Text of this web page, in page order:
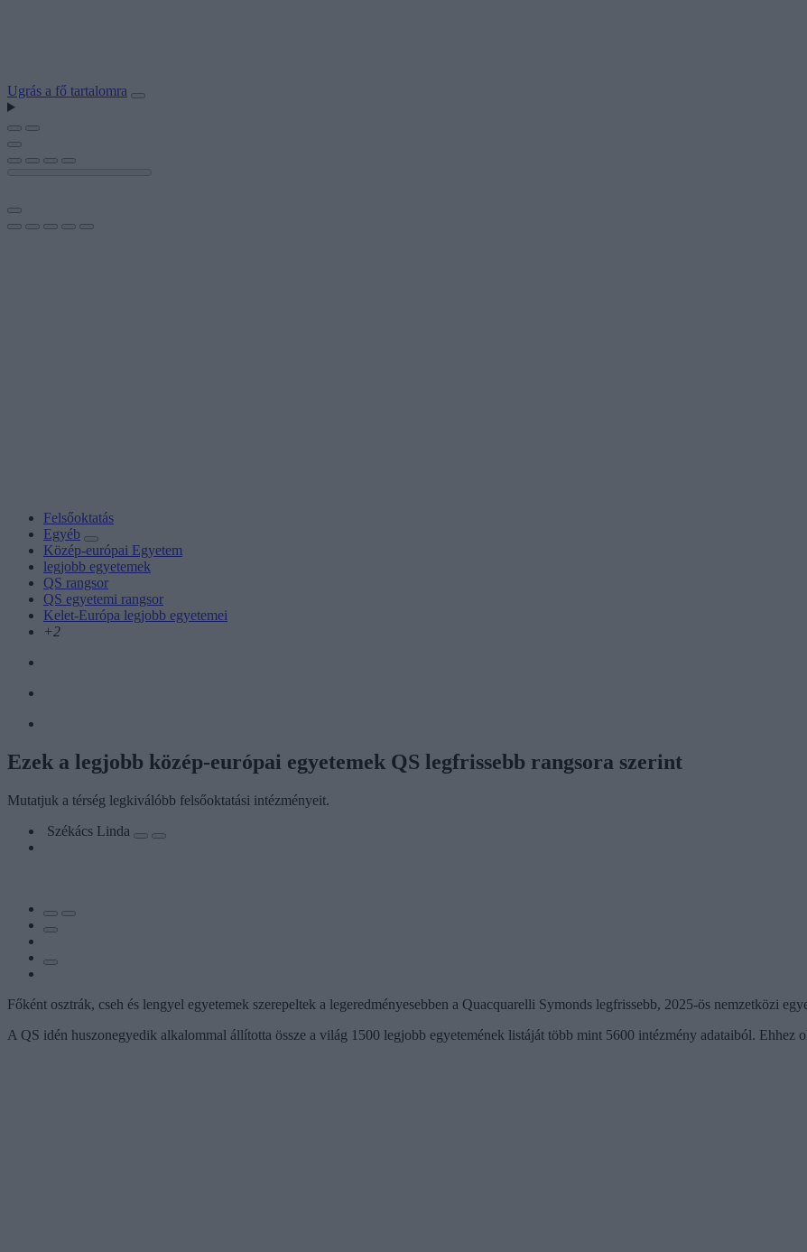
Ugrás a fő tartalomra
Felsőoktatás
Egyéb
Közép-európai Egyetem
legjobb egyetemek
QS rangsor
QS egyetemi rangsor
Kelet-Európa legjobb egyetemei
+2
Ezek a legjobb közép-európai egyetemek QS legfrissebb rangsora szerint
Mutatjuk a térség legkiválóbb felsőoktatási intézményeit.
Székács Linda
Főként osztrák, cseh és lengyel egyetemek szerepeltek a legeredményesebben a Quacquarelli Symonds legfrissebb, 2025-ös nemzetközi
A QS idén huszonegyedik alkalommal állította össze a világ 1500 legjobb egyetemének listáját több mint 5600 intézmény adataiból. Ehhez